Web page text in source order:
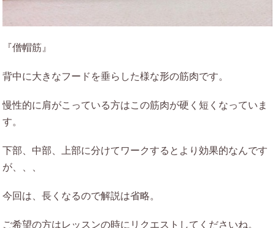
『僧帽筋』
背中に大きなフードを垂らした様な形の筋肉です。
慢性的に肩がこっている方はこの筋肉が硬く短くなっていま
す。
下部、中部、上部に分けてワークするとより効果的なんです
が、、、
今回は、長くなるので解説は省略。
ご希望の方はレッスンの時にリクエストしてくださいね。